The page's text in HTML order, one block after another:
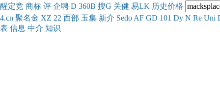
醒定竞 商标 评 企聘 D 360B 搜G 关健 易LK 历史价格
4.cn 聚名金 XZ 22 西部 玉集 新介 Sedo AF GD 101 Dy N Re Uni
表 信息 中介 知识